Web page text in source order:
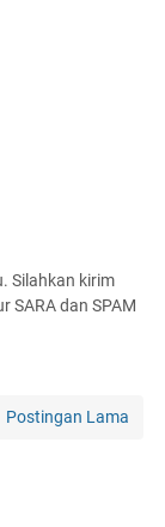
Silahkan kirim
SARA dan SPAM
Postingan Lama